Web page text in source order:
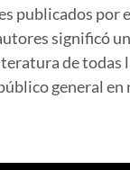
publicados por
significó
de todas
general en